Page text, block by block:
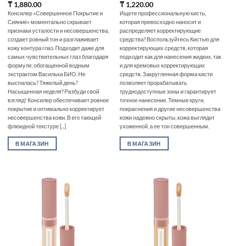
₸1,880.00
Консилер «Совершенное Покрытие и
Сияние» моментально скрывает
признаки усталости и несовершенства,
создает ровный тон и разглаживает
кожу контура глаз. Подходит даже для
самых чувствительных глаз благодаря
формуле, обогащенной водным
экстрактом Василька БИО. Не
выспалась? Тяжелый день?
Насыщенная неделя? Разбуди свой
взгляд! Консилер обеспечивает ровное
покрытие и оптимально корректирует
несовершенства кожи. В его тающей
флюидной текстуре [...]
В МАГАЗИН
₸1,220.00
Ищете профессиональную кисть,
которая превосходно наносит и
распределяет корректирующие
средства? Воспользуйтесь Кистью для
корректирующих средств, которая
подходит как для нанесения жидких, так
и для кремовых корректирующих
средств. Закругленная форма кисти
позволяет прорабатывать
труднодоступные зоны и гарантирует
точное нанесение. Темные круги,
покраснения и другие несовершенства
кожи надежно скрыты, кожа выглядит
ухоженной, а ее тон совершенным.
В МАГАЗИН